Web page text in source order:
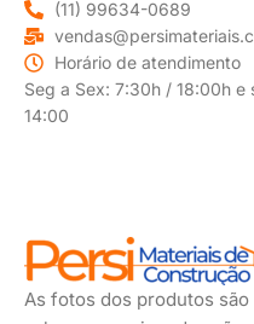
(11) 99634-0689
Horário de atendimento
Seg a Sex: 7:30h / 18:00h e
14:00
As fotos dos produtos